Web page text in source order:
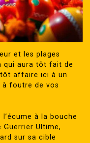
et les plages
qui aura tôt fait de
affaire ici à un
à foutre de vos
à la bouche
Ultime,
sur sa cible